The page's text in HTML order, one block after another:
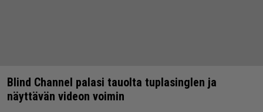
Blind Channel palasi tauolta tuplasinglen ja
näyttävän videon voimin